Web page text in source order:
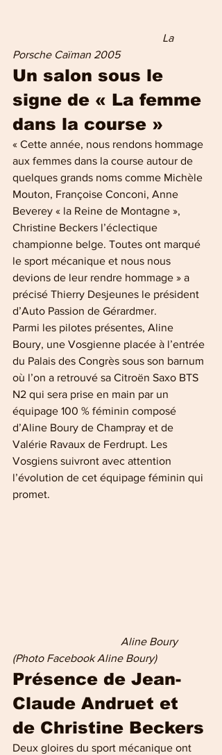
La
Porsche Caïman 2005
Un salon sous le
signe de « La femme
dans la course »
« Cette année, nous rendons hommage
aux femmes dans la course autour de
quelques grands noms comme Michèle
Mouton, Françoise Conconi, Anne
Beverey « la Reine de Montagne »,
Christine Beckers l’éclectique
championne belge. Toutes ont marqué
le sport mécanique et nous nous
devions de leur rendre hommage » a
précisé Thierry Desjeunes le président
d’Auto Passion de Gérardmer.
Parmi les pilotes présentes, Aline
Boury, une Vosgienne placée à l’entrée
du Palais des Congrès sous son barnum
où l’on a retrouvé sa Citroën Saxo BTS
N2 qui sera prise en main par un
équipage 100 % féminin composé
d’Aline Boury de Champray et de
Valérie Ravaux de Ferdrupt. Les
Vosgiens suivront avec attention
l’évolution de cet équipage féminin qui
promet.
Aline Boury
(Photo Facebook Aline Boury)
Présence de Jean-
Claude Andruet et
de Christine Beckers
Deux gloires du sport mécanique ont